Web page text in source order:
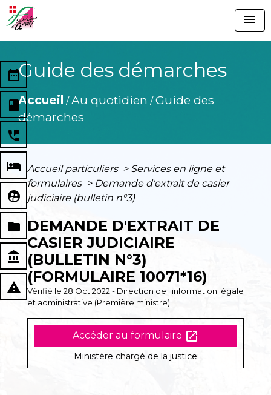
menu
Guide des démarches
Accueil /Au quotidien /Guide des
démarches
date_range
book
perm_phone_msg
local_hotel
supervised_user_circle
folder
account_balance
report_problem
Accueil particuliers > Services en ligne et
formulaires > Demande d'extrait de casier
judiciaire (bulletin n°3)
DEMANDE D'EXTRAIT DE
CASIER JUDICIAIRE
(BULLETIN N°3)
(FORMULAIRE 10071*16)
Vérifié le 28 Oct 2022 - Direction de l'information légale
et administrative (Première ministre)
Accéder au formulaire open_in_new
Ministère chargé de la justice